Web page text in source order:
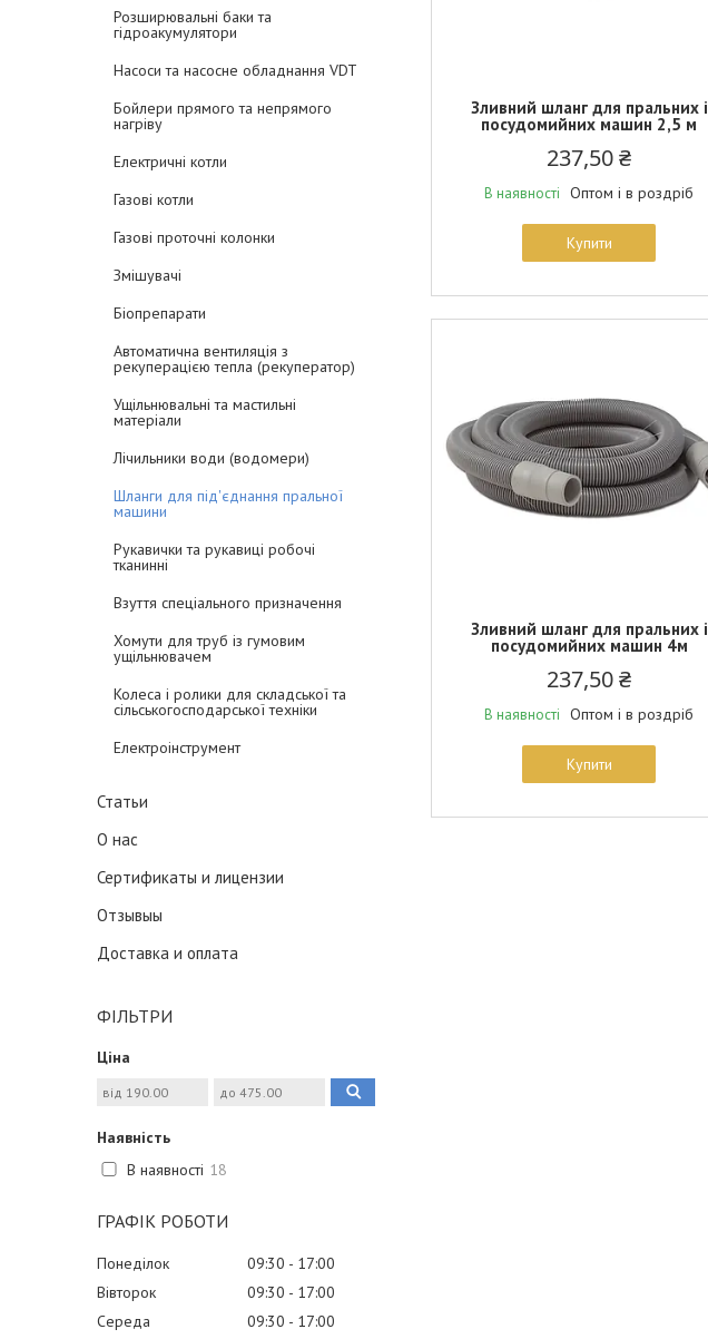
Розширювальні баки та
гідроакумулятори
Насоси та насосне обладнання VDT
Бойлери прямого та непрямого
нагріву
Електричні котли
Газові котли
Газові проточні колонки
Змішувачі
Біопрепарати
Автоматична вентиляція з
рекуперацією тепла (рекуператор)
Ущільнювальні та мастильні
матеріали
Лічильники води (водомери)
Шланги для під'єднання пральної
машини
Рукавички та рукавиці робочі
тканинні
Взуття спеціального призначення
Хомути для труб із гумовим
ущільнювачем
Колеса і ролики для складської та
сільськогосподарської техніки
Електроінструмент
Статьи
О нас
Сертификаты и лицензии
Отзывыы
Доставка и оплата
ФІЛЬТРИ
Ціна
Наявність
В наявності 18
ГРАФІК РОБОТИ
Понеділок 09:30
17:00
Вівторок
09:30
17:00
Середа
09:30 17:00
Зливний шланг для пральних і
посудомийних машин 2,5 м
237,50 ₴
В наявності Оптом і в роздріб
Купити
Зливний шланг для пральних і
посудомийних машин 4м
237,50 ₴
В наявності Оптом і в роздріб
Купити